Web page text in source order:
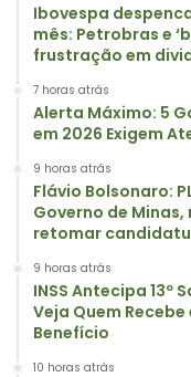
Ibovespa
mês: Petrobras e
frustração em
7 horas atrás
Alerta Máximo: 5
em 2026 Exigem
9 horas atrás
Flávio Bolsonaro:
Governo de
retomar
9 horas atrás
INSS Antecipa 13º
Veja Quem
Benefício
10 horas atrás